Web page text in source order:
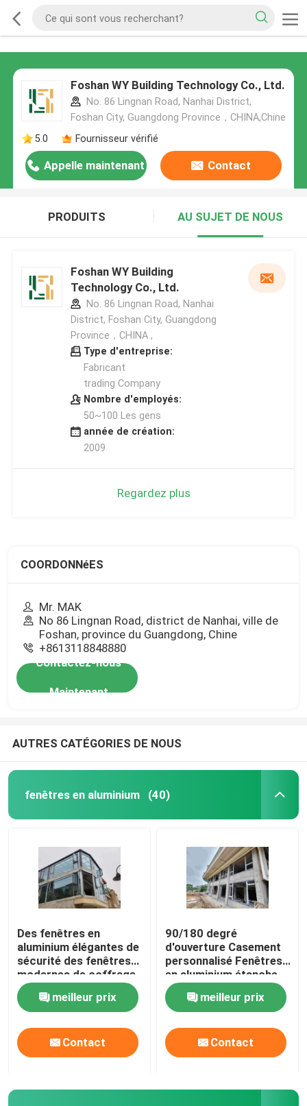
Foshan WY Building Technology Co., Ltd.
No. 86 Lingnan Road, Nanhai District,
Foshan City, Guangdong Province，CHINA,Chine
5.0
Fournisseur vérifié
Appelle maintenant Contact
PRODUITS AU SUJET DE NOUS
Foshan WY Building
Technology Co., Ltd.
No. 86 Lingnan Road, Nanhai
District, Foshan City, Guangdong
Province，CHINA ,
Type d'entreprise:
Fabricant
trading Company
Nombre d'employés:
50~100 Les gens
année de création:
2009
Regardez plus
COORDONNéES
Mr. MAK
No 86 Lingnan Road, district de Nanhai, ville de
Foshan, province du Guangdong, Chine
+8613118848880
Contactez-nous
Maintenant
AUTRES CATÉGORIES DE NOUS
fenêtres en aluminium (40)
Des fenêtres en
aluminium élégantes de
sécurité des fenêtres
modernes de coffrage
Excellente résistance à
la pression du vent
meilleur prix
Contact
90/180 degré
d'ouverture Casement
personnalisé Fenêtres
en aluminium étanche
meilleur prix
Contact